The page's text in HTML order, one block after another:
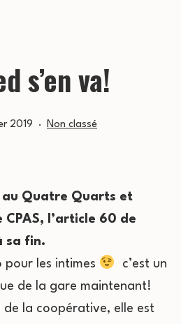
s’en va!
2019
Catégorisé
Non classé
au Quatre Quarts et
l’article 60 de
sa fin.
pour les intimes
c’est un
de la gare maintenant!
de la coopérative, elle est